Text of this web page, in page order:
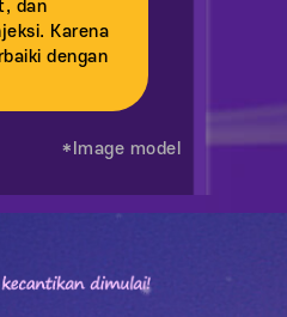
dan
Karena
dengan
*Image model